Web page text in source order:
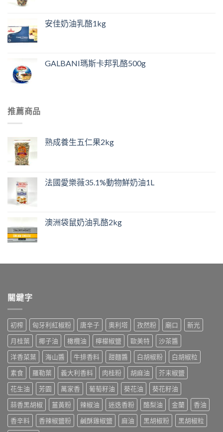
安佳奶油乳酪1kg
GALBANI瑪斯卡邦乳酪500g
推薦商品
熟成養生五仁果2kg
法國愛樂薇35.1%動物鮮奶油1L
澳洲袋鼠奶油乳酪2kg
關鍵字
初榨 匈牙利紅椒粉 唐辛子 奧利塔 孜然粉 廟口
新光
月桂葉
椰子油 橄欖油 檸檬椒鹽 歐美特
沙茶醬
洋香菜葉
海山醬 牛排香料 甜麵醬 白胡椒粉
白胡椒粒
素食
羅勒葉 義大利香料 肉桂粉 胡麻油
芥末椒鹽
花生油
芳園 萬家香 葡萄籽油 葵花油
葵花籽油
蒜香黑胡椒
薑黃粉 辣椒油 迷迭香粉 酪梨油 金蘭
香油
香辛料
香辣椒鹽粉 鹹酥雞椒鹽 麻油 黑胡椒粉 黑胡椒粒